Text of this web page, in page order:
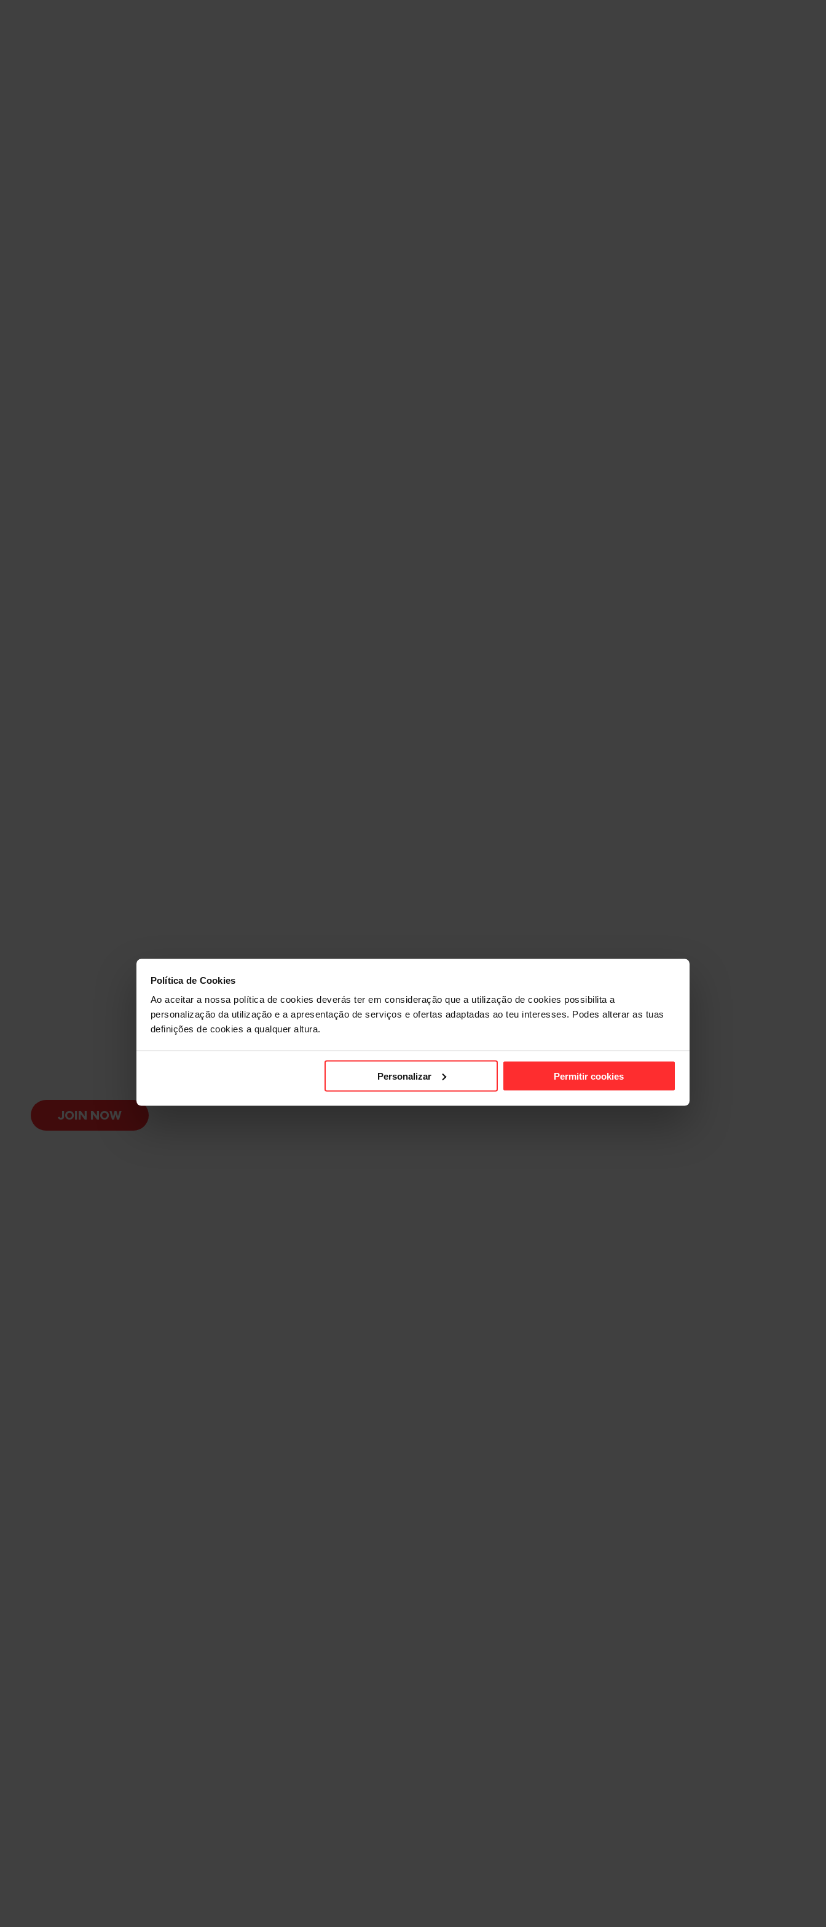
Política de Cookies
Ao aceitar a nossa política de cookies deverás ter em consideração que a utilização de cookies possibilita a
personalização da utilização e a apresentação de serviços e ofertas adaptadas ao teu interesses. Podes alterar as tuas
definições de cookies a qualquer altura.
Personalizar Permitir cookies
ELEMENT GYMS
BRAGA CENTRO
JOIN NOW